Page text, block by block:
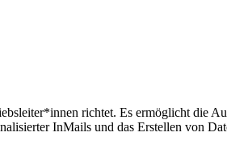
richtet. Es ermöglicht die
InMails und das Erstellen von